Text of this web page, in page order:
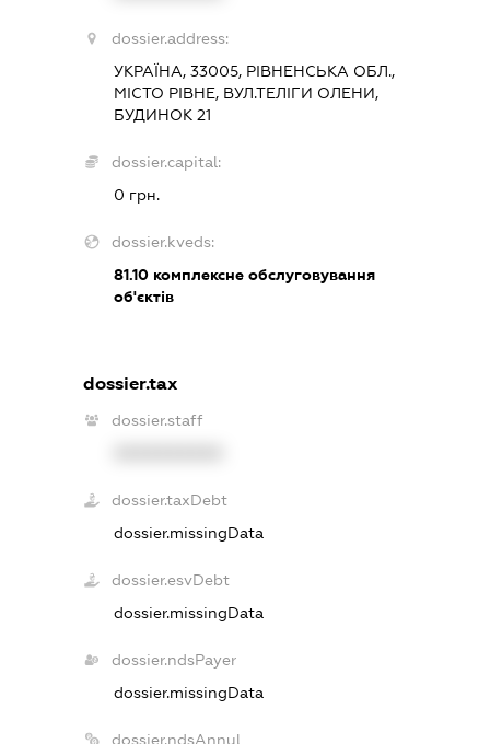
dossier.address:
УКРАЇНА, 33005, РІВНЕНСЬКА ОБЛ.,
МІСТО РІВНЕ, ВУЛ.ТЕЛІГИ ОЛЕНИ,
БУДИНОК 21
dossier.capital:
0 грн.
dossier.kveds:
81.10 комплексне обслуговування
об'єктів
dossier.tax
dossier.staff
dossier.taxDebt
dossier.missingData
dossier.esvDebt
dossier.missingData
dossier.ndsPayer
dossier.missingData
dossier.ndsAnnul